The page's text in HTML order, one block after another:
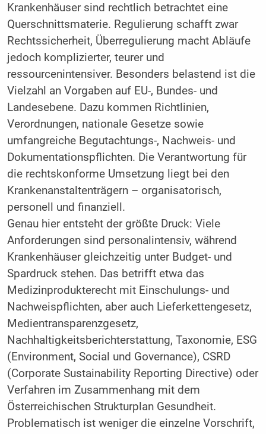
Krankenhäuser sind rechtlich betrachtet eine
Querschnittsmaterie. Regulierung schafft zwar
Rechtssicherheit, Überregulierung macht Abläufe
jedoch komplizierter, teurer und
ressourcenintensiver. Besonders belastend ist die
Vielzahl an Vorgaben auf EU-, Bundes- und
Landesebene. Dazu kommen Richtlinien,
Verordnungen, nationale Gesetze sowie
umfangreiche Begutachtungs-, Nachweis- und
Dokumentationspflichten. Die Verantwortung für
die rechtskonforme Umsetzung liegt bei den
Krankenanstaltenträgern – organisatorisch,
personell und finanziell.
Genau hier entsteht der größte Druck: Viele
Anforderungen sind personalintensiv, während
Krankenhäuser gleichzeitig unter Budget- und
Spardruck stehen. Das betrifft etwa das
Medizinprodukterecht mit Einschulungs- und
Nachweispflichten, aber auch Lieferkettengesetz,
Medientransparenzgesetz,
Nachhaltigkeitsberichterstattung, Taxonomie, ESG
(Environment, Social und Governance), CSRD
(Corporate Sustainability Reporting Directive) oder
Verfahren im Zusammenhang mit dem
Österreichischen Strukturplan Gesundheit.
Problematisch ist weniger die einzelne Vorschrift,